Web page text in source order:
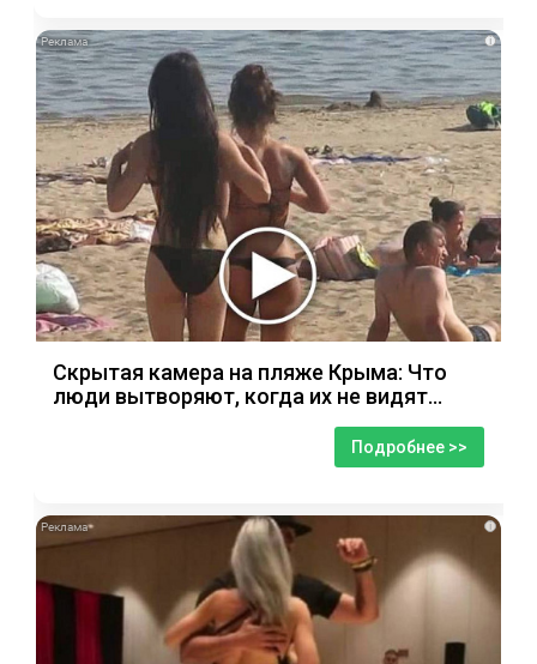
i
Скрытая камера на пляже Крыма: Что
люди вытворяют, когда их не видят...
Подробнее >>
i